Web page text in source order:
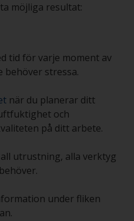
möjliga resultat:
tid för varje moment av
behöver stressa.
när du planerar ditt
och
på ditt arbete.
utrustning, alla verktyg
under fliken